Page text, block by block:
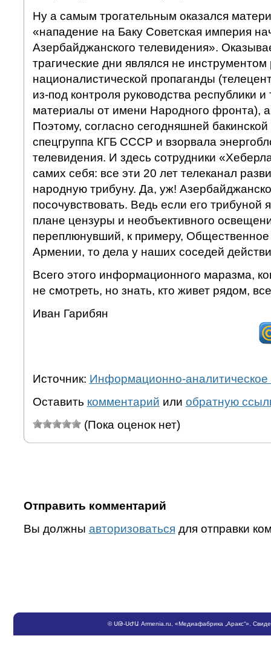
Ну а самым трогательным оказался
«нападение на Баку Советская империя
Азербайджанского телевидения».
трагические дни являлся не
националистической пропаганды
из-под контроля руководства республики
материалы от имени Народного фронта),
Поэтому, согласно сегодняшней бакинской
спецгруппа КГБ СССР и взорвала
телевидения. И здесь сотрудники
самих себя: все эти 20 лет телеканал
народную трибуну. Да, уж!
посочувствовать. Ведь если его трибуной
плане цензуры и необъективного
переплюнувший, к примеру, Общественное
Армении, то дела у наших соседей
Всего этого информационного маразма,
не смотреть, но знать, кто живет рядом,
Иван Гарибян
Источник: Информационно-аналитическое
Оставить комментарий или обратную
(Пока оценок нет)
Отправить комментарий
Вы должны авторизоваться для отправки
©ՍԹ-ՍԺԱ Armenia.ru , «Медиафабрика „Аракс“».